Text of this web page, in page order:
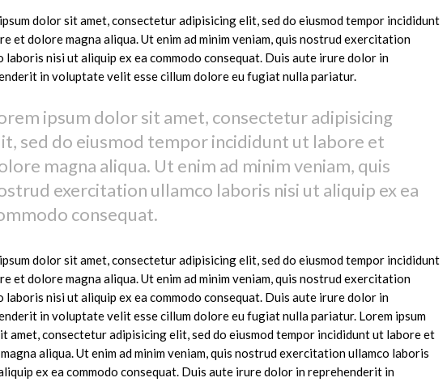
dolor sit amet, consectetur adipisicing elit, sed do eiusmod tempor incididunt
et dolore magna aliqua. Ut enim ad minim veniam, quis nostrud exercitation
laboris nisi ut aliquip ex ea commodo consequat. Duis aute irure dolor in
in voluptate velit esse cillum dolore eu fugiat nulla pariatur.
ipsum dolor sit amet, consectetur adipisicing
sed do eiusmod tempor incididunt ut labore et
magna aliqua. Ut enim ad minim veniam, quis
exercitation ullamco laboris nisi ut aliquip ex ea
consequat.
dolor sit amet, consectetur adipisicing elit, sed do eiusmod tempor incididunt
et dolore magna aliqua. Ut enim ad minim veniam, quis nostrud exercitation
laboris nisi ut aliquip ex ea commodo consequat. Duis aute irure dolor in
in voluptate velit esse cillum dolore eu fugiat nulla pariatur. Lorem ipsum
amet, consectetur adipisicing elit, sed do eiusmod tempor incididunt ut labore et
aliqua. Ut enim ad minim veniam, quis nostrud exercitation ullamco laboris
ex ea commodo consequat. Duis aute irure dolor in reprehenderit in